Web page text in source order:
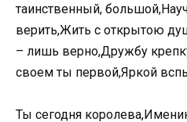
таинственный,
верить,Жить с открытою
– лишь верно,Дружбу
своем ты первой,Яркой
Ты сегодня